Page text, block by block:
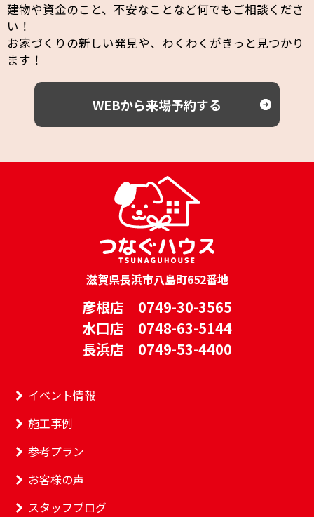
建物や資金のこと、不安なことなど何でもご相談くださ
い！
お家づくりの新しい発見や、わくわくがきっと見つかり
ます！
WEBから来場予約する
滋賀県長浜市八島町652番地
彦根店 0749-30-3565
水口店 0748-63-5144
長浜店 0749-53-4400
イベント情報
施工事例
参考プラン
お客様の声
スタッフブログ